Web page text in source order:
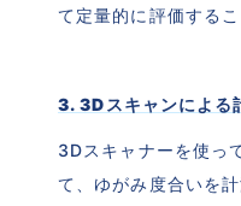
て定量的に評価するこ
3. 3Dスキャンによる
3Dスキャナーを使っ
て、ゆがみ度合いを